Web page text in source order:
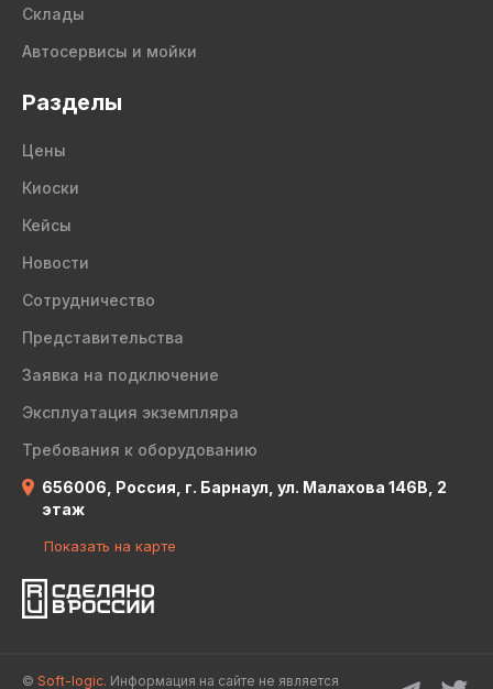
Склады
Автосервисы и мойки
Разделы
Цены
Киоски
Кейсы
Новости
Сотрудничество
Представительства
Заявка на подключение
Эксплуатация экземпляра
Требования к оборудованию
656006, Россия, г. Барнаул, ул. Малахова 146В, 2
этаж
Показать на карте
© Soft-logic. Информация на сайте не является